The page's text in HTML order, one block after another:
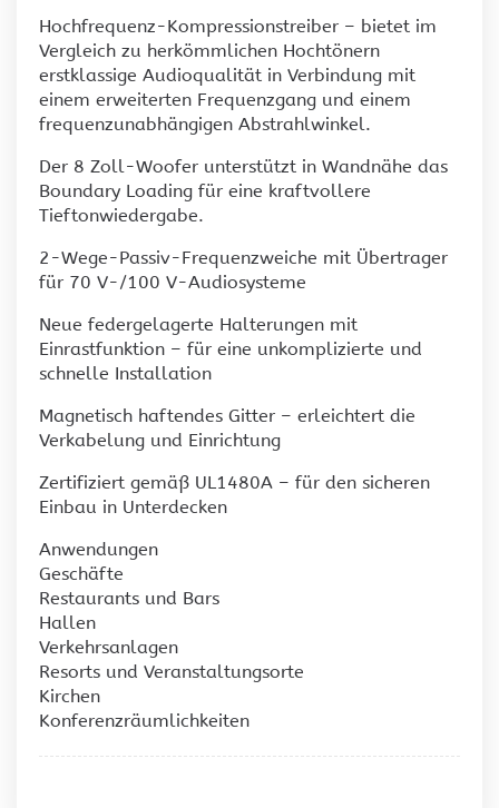
Hochfrequenz-Kompressionstreiber – bietet im
Vergleich zu herkömmlichen Hochtönern
erstklassige Audioqualität in Verbindung mit
einem erweiterten Frequenzgang und einem
frequenzunabhängigen Abstrahlwinkel.
Der 8 Zoll-Woofer unterstützt in Wandnähe das
Boundary Loading für eine kraftvollere
Tieftonwiedergabe.
2-Wege-Passiv-Frequenzweiche mit Übertrager
für 70 V-/100 V-Audiosysteme
Neue federgelagerte Halterungen mit
Einrastfunktion – für eine unkomplizierte und
schnelle Installation
Magnetisch haftendes Gitter – erleichtert die
Verkabelung und Einrichtung
Zertifiziert gemäß UL1480A – für den sicheren
Einbau in Unterdecken
Anwendungen
Geschäfte
Restaurants und Bars
Hallen
Verkehrsanlagen
Resorts und Veranstaltungsorte
Kirchen
Konferenzräumlichkeiten